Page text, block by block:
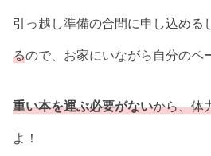
引っ越し準備の合間に申し込める
るので、お家にいながら自分のペ
重い本を運ぶ必要がないから、体
よ！